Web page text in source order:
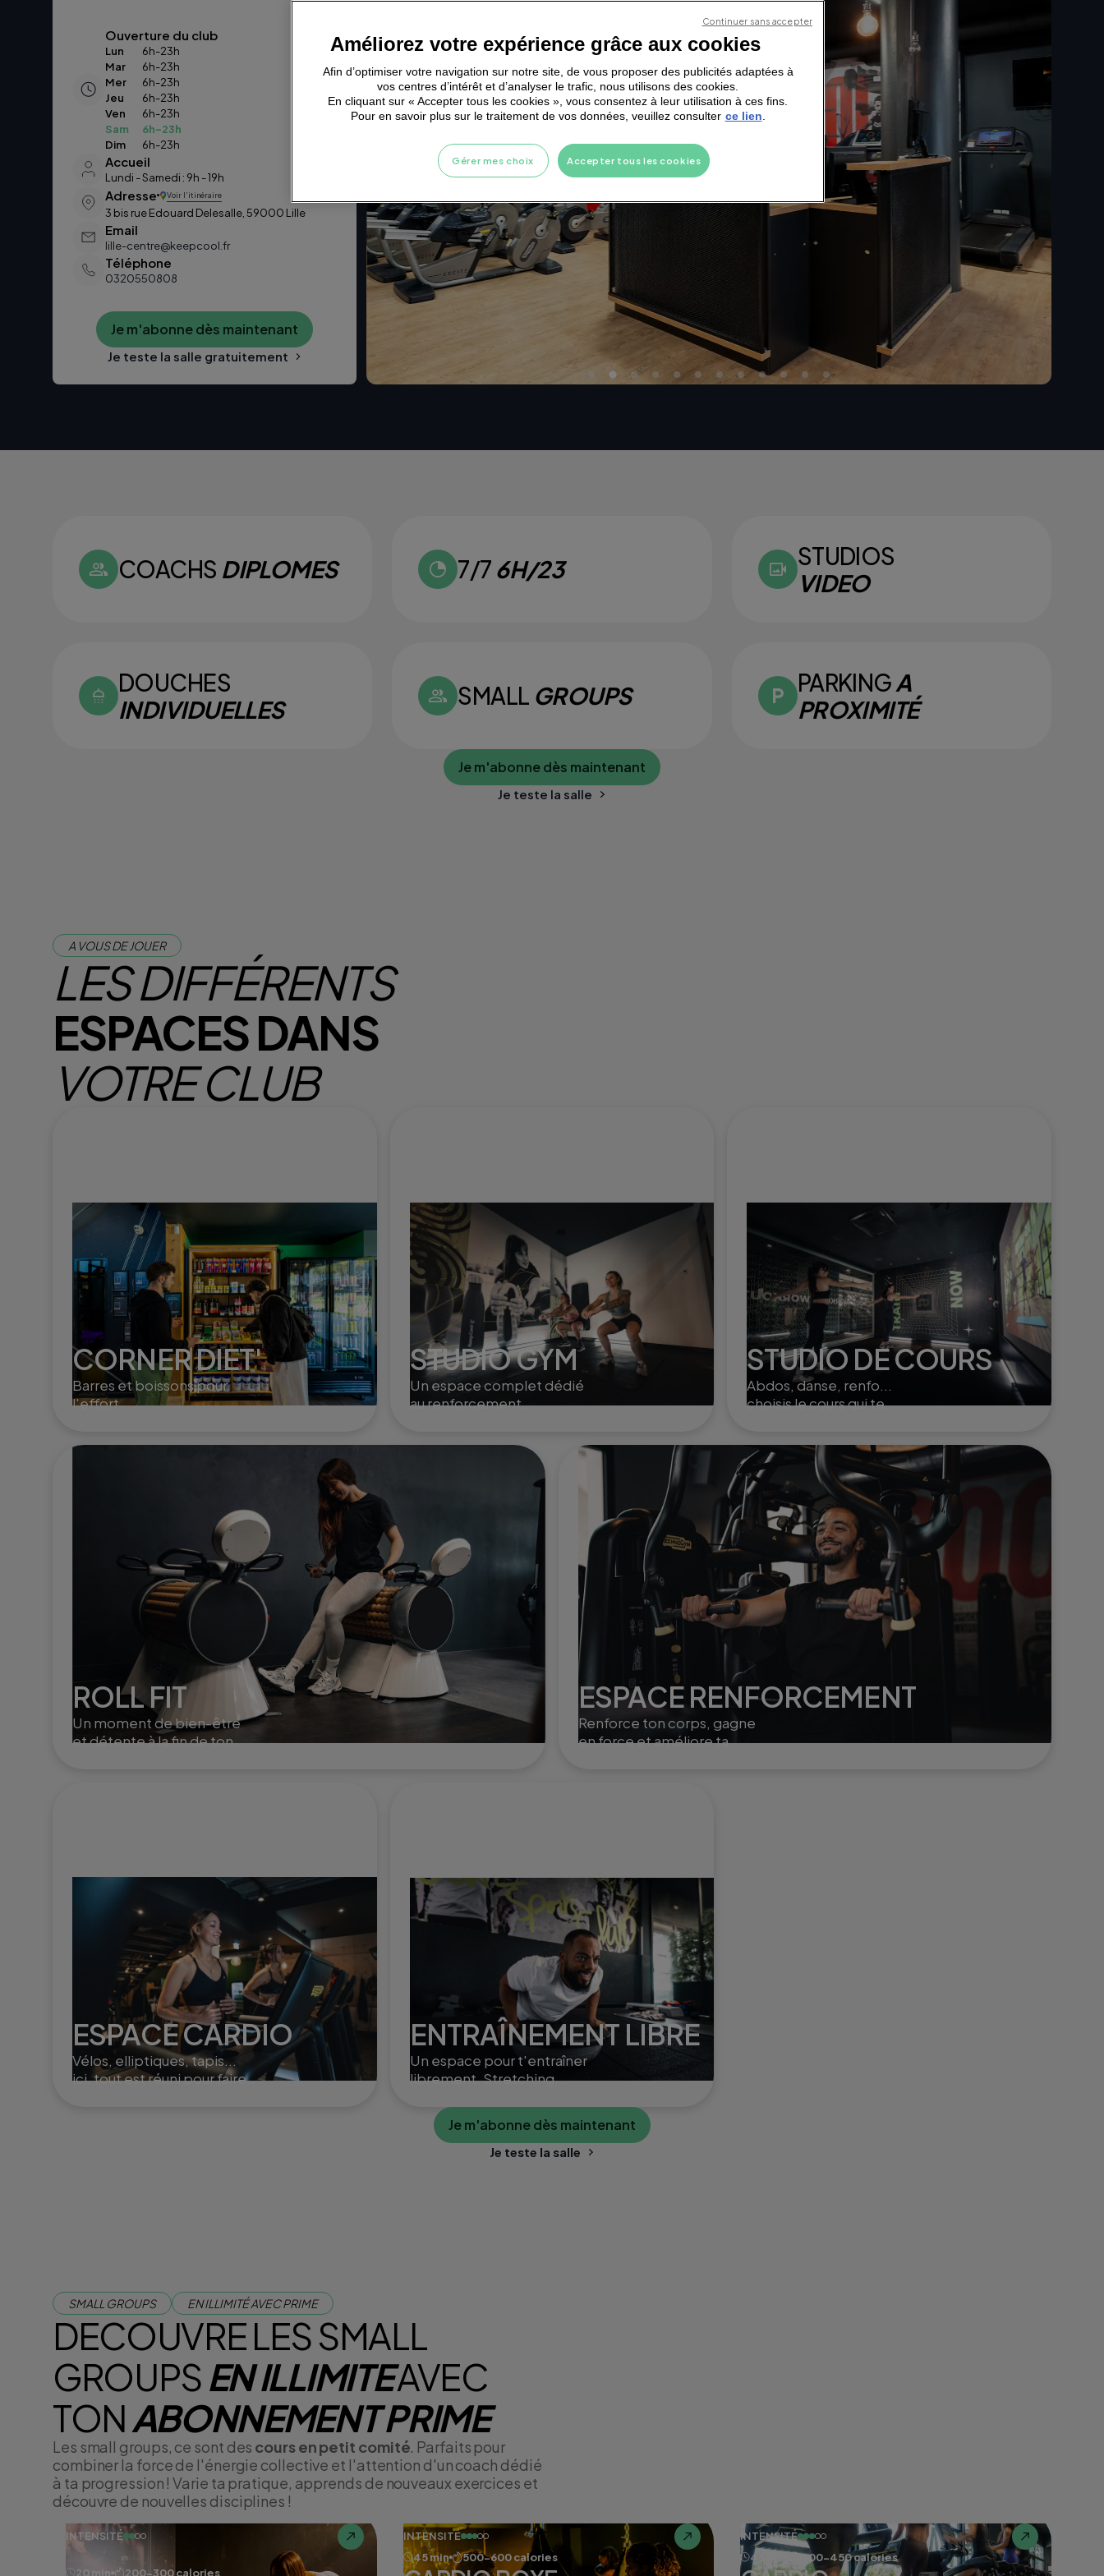
Ouverture du club
Lun
6h-23h
Mar
6h-23h
Mer
6h-23h
Jeu
6h-23h
Ven
6h-23h
Sam
6h-23h
Dim
6h-23h
Accueil
Lundi - Samedi : 9h - 19h
Adresse Voir l’itinéraire
3 bis rue Edouard Delesalle, 59000 Lille
Email
lille-centre@keepcool.fr
Téléphone
0320550808
Je m'abonne dès maintenant
Je teste la salle gratuitement
COACHS DIPLOMES 7/7 6H/23
STUDIOS
VIDEO
DOUCHES
INDIVIDUELLES
SMALL GROUPS PARKINGA
PROXIMITÉ
Je m'abonne dès maintenant
Je teste la salle
A VOUS DE JOUER
LES DIFFÉRENTS
ESPACES DANS
VOTRE CLUB
CORNER DIET'
Barres et boissons pour
l'effort
STUDIO GYM
Un espace complet dédié
au renforcement
modernes pour sculpter,
tonifier et dynamiser le
STUDIO DE COURS
Abdos, danse, renfo...
choisis le cours qui te
studios.
ROLL FIT
Un moment de bien-être
et détente à la fin de ton
ESPACE RENFORCEMENT
Renforce ton corps, gagne
en force et améliore ta
ESPACE CARDIO
Vélos, elliptiques, tapis...
ici, tout est réuni pour faire
ENTRAÎNEMENT LIBRE
Un espace pour t'entraîner
librement. Stretching,
Training, selon ton rythme
et tes envies.
Je m'abonne dès maintenant
Je teste la salle
SMALL GROUPS EN ILLIMITÉ AVEC PRIME
DECOUVRE LES SMALL
GROUPSEN ILLIMITEAVEC
TONABONNEMENT PRIME
Les small groups, ce sont des cours en petit comité. Parfaits pour
combiner la force de l'énergie collective et l'attention d'un coach dédié
à ta progression ! Varie ta pratique, apprends de nouveaux exercices et
découvre de nouvelles disciplines !
INTENSITÉ
20 min 200-300 calories
INTENSITÉ
45 min
500-600 calories
INTENSITÉ
45 min
400-450 calories
Améliorez votre expérience grâce aux cookies
Afin d’optimiser votre navigation sur notre site, de vous proposer des publicités adaptées à
vos centres d’intérêt et d’analyser le trafic, nous utilisons des cookies.
En cliquant sur « Accepter tous les cookies », vous consentez à leur utilisation à ces fins.
Pour en savoir plus sur le traitement de vos données, veuillez consulter ce lien
Accepter tous les cookies
Gérer mes choix
Continuer sans accepter